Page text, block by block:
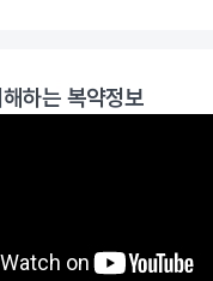
하는 복약정보